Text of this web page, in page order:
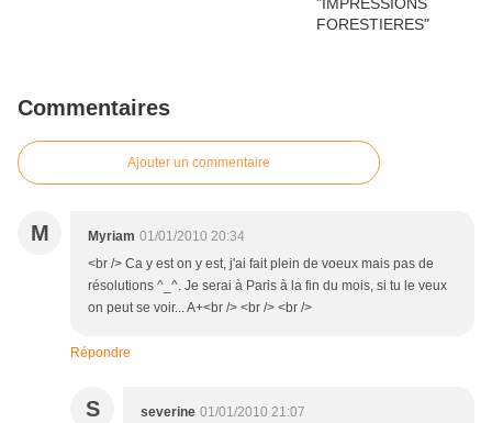
Commentaires
Ajouter un commentaire
M Myriam 01/01/2010 20:34
<br /> Ca y est on y est, j'ai fait plein de voeux mais pas de
résolutions ^_^. Je serai à Paris à la fin du mois, si tu le veux
on peut se voir... A+<br /> <br /> <br />
Répondre
S severine 01/01/2010 21:07